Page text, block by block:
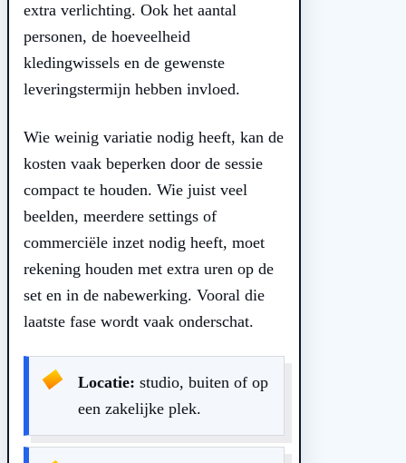
extra verlichting. Ook het aantal
personen, de hoeveelheid
kledingwissels en de gewenste
leveringstermijn hebben invloed.
Wie weinig variatie nodig heeft, kan de
kosten vaak beperken door de sessie
compact te houden. Wie juist veel
beelden, meerdere settings of
commerciële inzet nodig heeft, moet
rekening houden met extra uren op de
set en in de nabewerking. Vooral die
laatste fase wordt vaak onderschat.
Locatie: studio, buiten of op
een zakelijke plek.